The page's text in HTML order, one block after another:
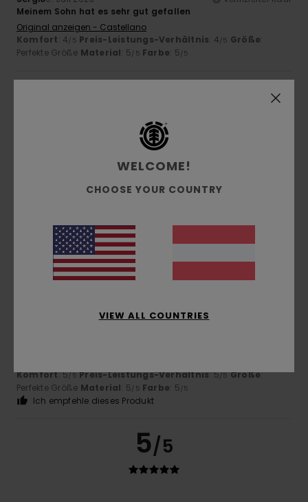
Meinem Sohn hat es sehr gut gefallen
Original anzeigen - Castellano
Komfort: 4/5 Preis-Leistungs-Verhältnis: 4/5 Größe:
Perfekte Größe Material: 5/5 Farbe: 5/5
gut geschnitten und von guter Stärke
Original anzeigen - Français
Ich empfehle dieses Produkt
4
Komfort: 5/5 Preis-Leistungs-Verhältnis: 5/5 Größe:
Perfekte Größe Material: 5/5 Farbe: 5/5
Ich empfehle dieses Produkt
5/5
WELCOME!
CHOOSE YOUR COUNTRY
VIEW ALL COUNTRIES